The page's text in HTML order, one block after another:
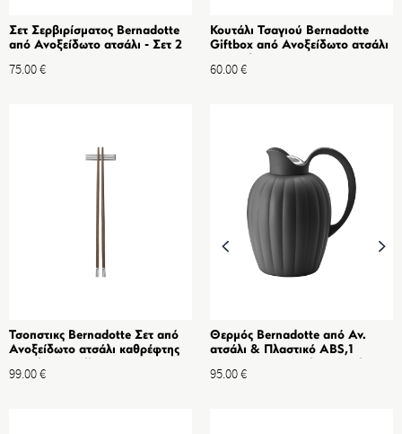
Σετ Σερβιρίσματος Bernadotte
από Ανοξείδωτο ατσάλι - Σετ 2
75.00€
Κουτάλι Τσαγιού Bernadotte
Giftbox από Ανοξείδωτο ατσάλι
60.00€
Τσοπστικς Bernadotte Σετ από
Ανοξείδωτο ατσάλι καθρέφτης
99.00€
Θερμός Bernadotte από Αν.
ατσάλι & Πλαστικό ABS,1
Sigvard Bernadotte
95.00€